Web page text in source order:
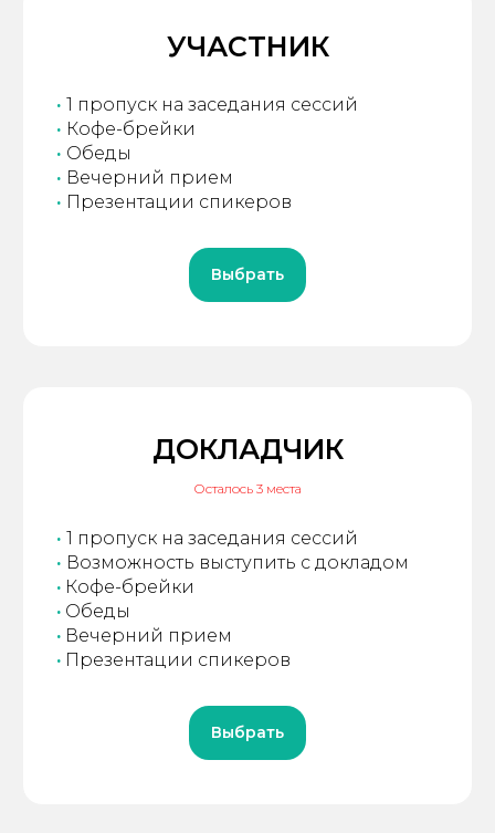
УЧАСТНИК
· 1 пропуск на заседания сессий
· Кофе-брейки
· Обеды
· Вечерний прием
· Презентации спикеров
Выбрать
ДОКЛАДЧИК
Осталось 3 места
· 1 пропуск на заседания сессий
· Возможность выступить с докладом
· Кофе-брейки
· Обеды
· Вечерний прием
· Презентации спикеров
Выбрать